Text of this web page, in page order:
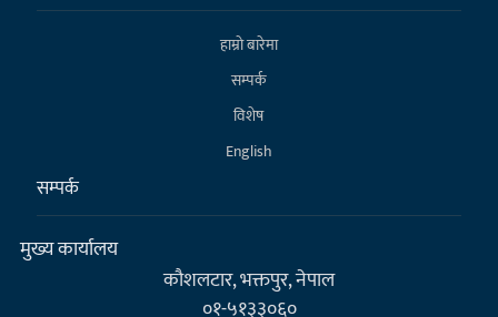
हाम्राे बारेमा
सम्पर्क
विशेष
English
सम्पर्क
मुख्य कार्यालय
कौशलटार, भक्तपुर, नेपाल
०१-५१३३०६०